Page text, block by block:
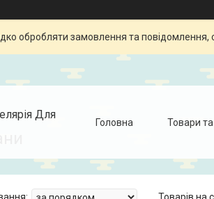
обробляти замовлення та
Для
Головна Товари